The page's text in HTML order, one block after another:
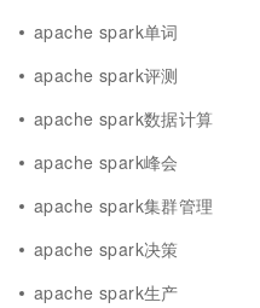
apache spark单词
apache spark评测
apache spark数据计算
apache spark峰会
apache spark集群管理
apache spark决策
apache spark生产